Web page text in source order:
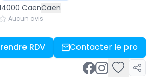
CaenCaen
Aucun avis
RDV Contacter le pro